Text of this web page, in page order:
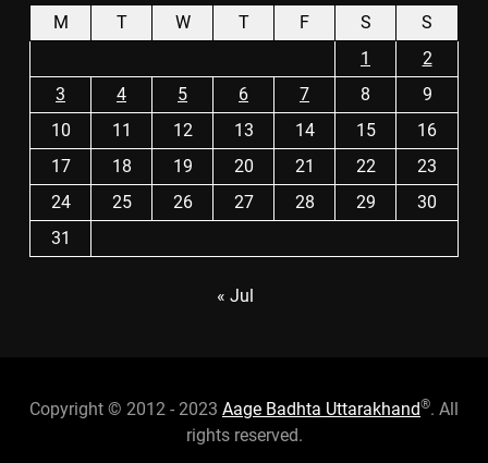
M T W T F S
S
1
2
3
4 5 6 7 8
9
10
11 12 13 14 15
16
17
18 19 20 21 22
23
24
25 26 27 28 29
30
31
« Jul
Copyright © 2012 - 2023 Aage Badhta Uttarakhand®. All
rights reserved.